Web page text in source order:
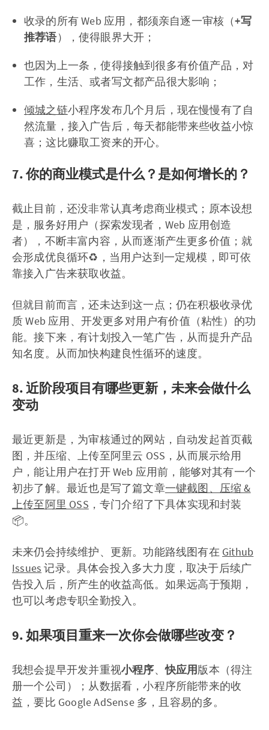
收录的所有 Web 应用，都须亲自逐一审核（+写
推荐语），使得眼界大开；
也因为上一条，使得接触到很多有价值产品，对
工作，生活、或者写文都产品很大影响；
倾城之链小程序发布几个月后，现在慢慢有了自
然流量，接入广告后，每天都能带来些收益小惊
喜；这比赚取工资来的开心。
7. 你的商业模式是什么？是如何增长的？
截止目前，还没非常认真考虑商业模式；原本设想
是，服务好用户（探索发现者，Web 应用创造
者），不断丰富内容，从而逐渐产生更多价值；就
会形成优良循环♻️，当用户达到一定规模，即可依
靠接入广告来获取收益。
但就目前而言，还未达到这一点；仍在积极收录优
质 Web 应用、开发更多对用户有价值（粘性）的功
能。接下来，有计划投入一笔广告，从而提升产品
知名度。从而加快构建良性循环的速度。
8. 近阶段项目有哪些更新，未来会做什么
变动
最近更新是，为审核通过的网站，自动发起首页截
图，并压缩、上传至阿里云 OSS，从而展示给用
户，能让用户在打开 Web 应用前，能够对其有一个
初步了解。最近也是写了篇文章一键截图、压缩 &
上传至阿里 OSS ，专门介绍了下具体实现和封装
📦。
未来仍会持续维护、更新。功能路线图有在 Github
Issues 记录。具体会投入多大力度，取决于后续广
告投入后，所产生的收益高低。如果远高于预期，
也可以考虑专职全勤投入。
9. 如果项目重来一次你会做哪些改变？
我想会提早开发并重视小程序、快应用版本（得注
册一个公司）；从数据看，小程序所能带来的收
益，要比 Google AdSense 多，且容易的多。